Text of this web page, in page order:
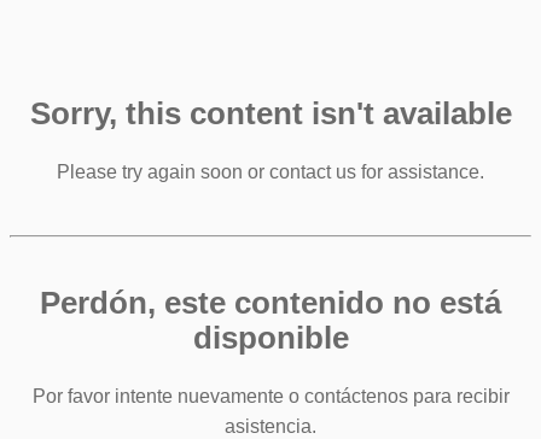
Sorry, this content isn't available
Please try again soon or contact us for assistance.
Perdón, este contenido no está
disponible
Por favor intente nuevamente o contáctenos para recibir
asistencia.